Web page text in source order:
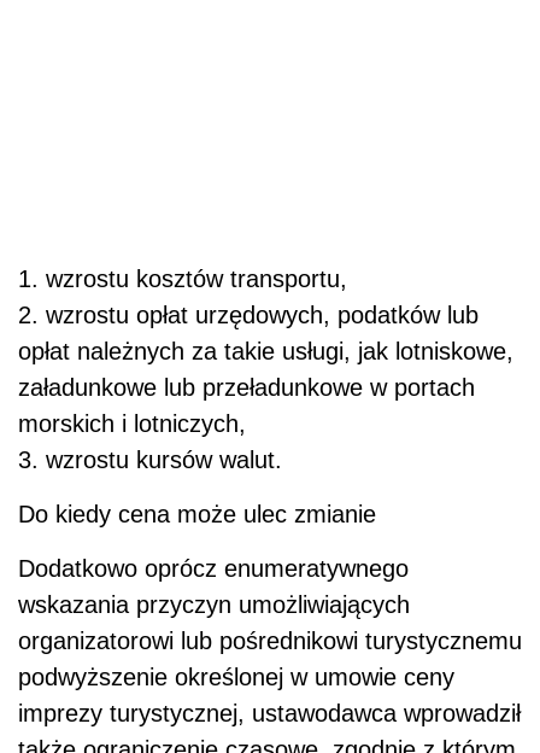
1. wzrostu kosztów transportu,
2. wzrostu opłat urzędowych, podatków lub
opłat należnych za takie usługi, jak lotniskowe,
załadunkowe lub przeładunkowe w portach
morskich i lotniczych,
3. wzrostu kursów walut.
Do kiedy cena może ulec zmianie
Dodatkowo oprócz enumeratywnego
wskazania przyczyn umożliwiających
organizatorowi lub pośrednikowi turystycznemu
podwyższenie określonej w umowie ceny
imprezy turystycznej, ustawodawca wprowadził